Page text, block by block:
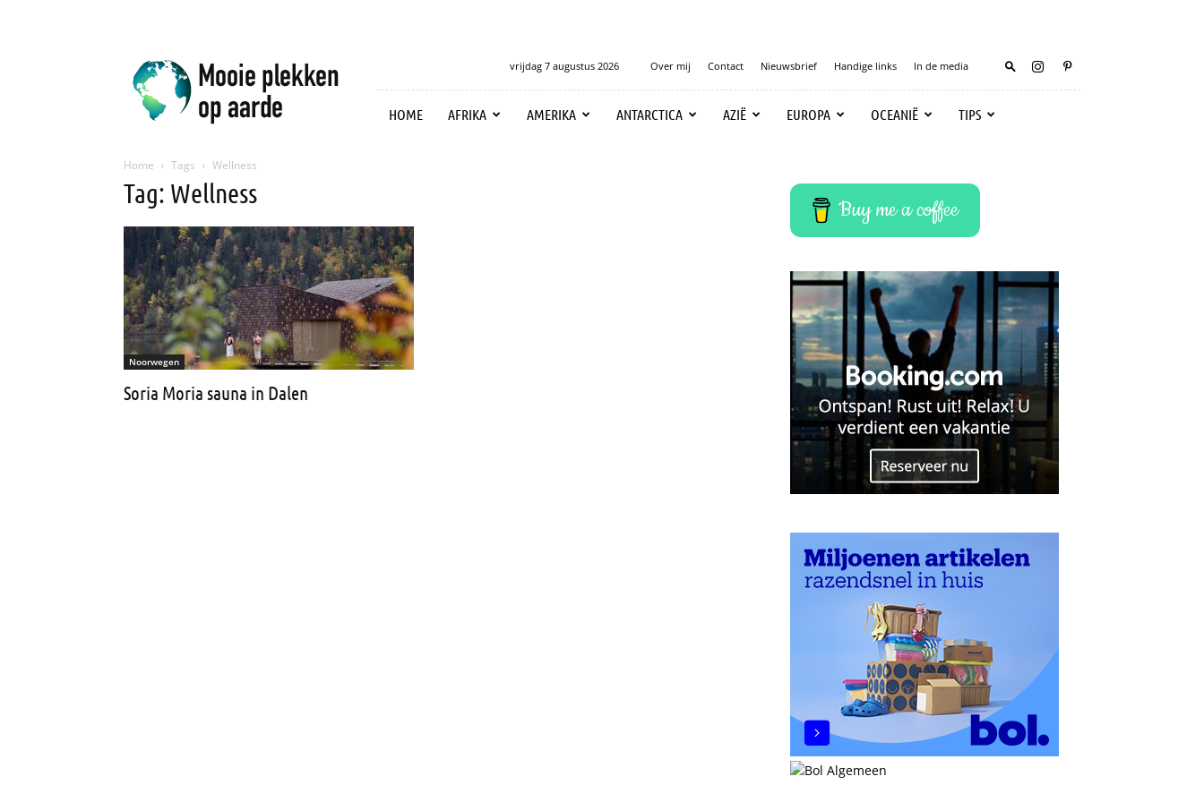
Mooie
plekken
op
aarde
vrijdag 7 augustus 2026 Over mij Contact Nieuwsbrief Handige links In de media
HOME AFRIKA AMERIKA ANTARCTICA AZIË EUROPA OCEANIË TIPS
Home Tags Wellness
Tag: Wellness
Noorwegen
Soria Moria sauna in Dalen
Buy me a coffee